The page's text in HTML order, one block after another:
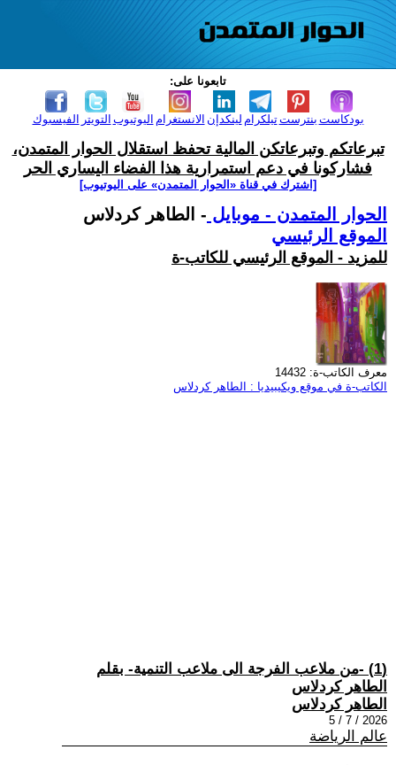
تابعونا على:
الفيسبوك التويتر اليوتيوب الانستغرام لينكدإن تيلكرامبنترست بودكاست
تبرعاتكم وتبرعاتكن المالية تحفظ استقلال الحوار المتمدن،
فشاركونا في دعم استمرارية هذا الفضاء اليساري الحر
[اشترك في قناة ‫«الحوار المتمدن» على اليوتيوب]
الحوار المتمدن - موبايل - الطاهر كردلاس
الموقع الرئيسي
للمزيد - الموقع الرئيسي للكاتب-ة
معرف الكاتب-ة: 14432
الكاتب-ة في موقع ويكيبيديا : الطاهر كردلاس
(1) -من ملاعب الفرجة الى ملاعب التنمية- بقلم
الطاهر كردلاس
الطاهر كردلاس
2026 / 7 / 5
عالم الرياضة